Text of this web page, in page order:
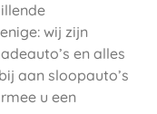
wij zijn
en alles
aan sloopauto’s
u een